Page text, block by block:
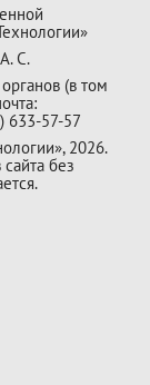
С.
(в том
633-57-57
2026.
без